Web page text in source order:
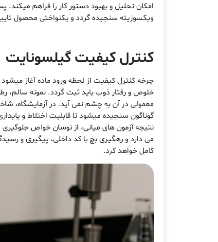
امکان تحلیل و بهبود دستور کار را فراهم میکند.
ویکسوزیته سنجیده گردد و یکنواختی محصول
کنترل کیفیت گیلسونایت
چرخه کنترل کیفیت از لحظه ورود ماده آغاز
خلوص و رفتار ذوب باید ثبت گردد. نمونه
معمولی در آن به چشم نمی آید. در آزمایشگاه،
گوناگون سنجیده میشود تا قابلیت اختلاط و
نتیجه آزمون های میانی، از نوسان خواص
می دارد و رهگیری بچ با کد داخلی، پیگیری و
کامل خواهد کرد.